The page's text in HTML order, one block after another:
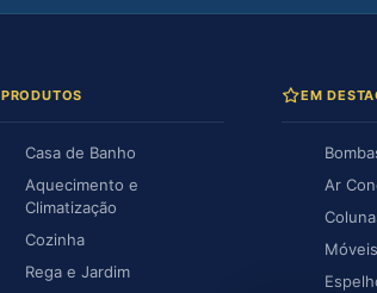
PRODUTOS
Casa de Banho
Aquecimento e
Climatização
Cozinha
Rega e Jardim
EM
Ar